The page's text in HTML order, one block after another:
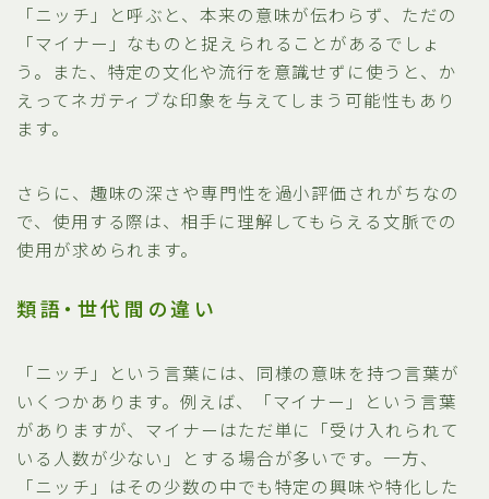
「ニッチ」と呼ぶと、本来の意味が伝わらず、ただの
「マイナー」なものと捉えられることがあるでしょ
う。また、特定の文化や流行を意識せずに使うと、か
えってネガティブな印象を与えてしまう可能性もあり
ます。
さらに、趣味の深さや専門性を過小評価されがちなの
で、使用する際は、相手に理解してもらえる文脈での
使用が求められます。
類語・世代間の違い
「ニッチ」という言葉には、同様の意味を持つ言葉が
いくつかあります。例えば、「マイナー」という言葉
がありますが、マイナーはただ単に「受け入れられて
いる人数が少ない」とする場合が多いです。一方、
「ニッチ」はその少数の中でも特定の興味や特化した